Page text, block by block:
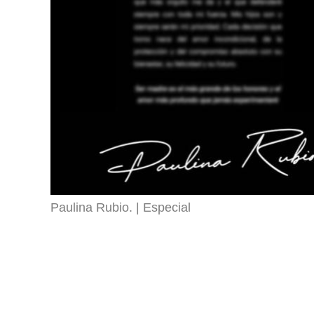
Paulina Rubio. Especial